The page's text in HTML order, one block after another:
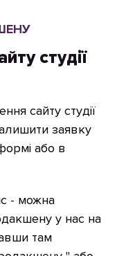
студії
сайту студії
заявку
або в
- можна
у нас на
там